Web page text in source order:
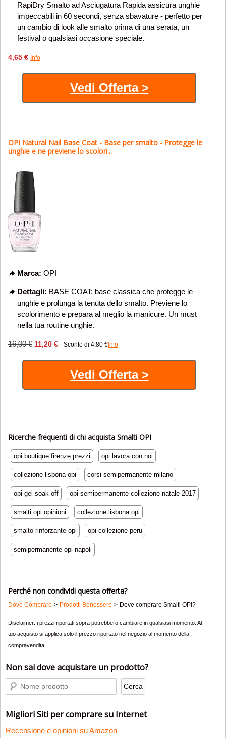
RapiDry Smalto ad Asciugatura Rapida assicura unghie
impeccabili in 60 secondi, senza sbavature - perfetto per
un cambio di look alle smalto prima di una serata, un
festival o qualsiasi occasione speciale.
4,65 € Info
Vedi Offerta >
OPI Natural Nail Base Coat - Base per smalto - Protegge le
unghie e ne previene lo scolori...
Marca: OPI
Dettagli: BASE COAT: base classica che protegge le
unghie e prolunga la tenuta dello smalto. Previene lo
scolorimento e prepara al meglio la manicure. Un must
nella tua routine unghie.
16,00 € 11,20 € - Sconto di 4,80 € Info
Vedi Offerta >
Ricerche frequenti di chi acquista Smalti OPI
opi boutique firenze prezzi opi lavora con noi
collezione lisbona opi corsi semipermanente milano
opi gel soak off opi semipermanente collezione natale 2017
smalti opi opinioni collezione lisbona opi
smalto rinforzante opi opi collezione peru
semipermanente opi napoli
Perché non condividi questa offerta?
Dove Comprare Prodotti Benessere Dove comprare Smalti OPI?
Disclaimer: i prezzi riportati sopra potrebbero cambiare in qualsiasi momento. Al
tuo acquisto si applica solo il prezzo riportato nel negozio al momento della
compravendita.
Non sai dove acquistare un prodotto?
Migliori Siti per comprare su Internet
Recensione e opinioni su Amazon